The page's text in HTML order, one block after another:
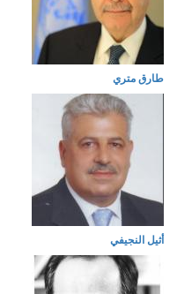
طارق متري
أثيل النجيفي